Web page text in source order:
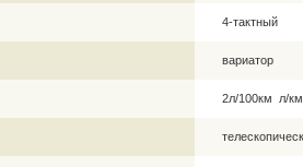
4-тактный
вариатор
2л/100км л/км